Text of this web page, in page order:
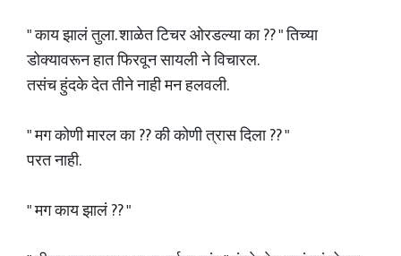
" काय झालं तुला. शाळेत टिचर ओरडल्या का ?? " तिच्या
डोक्यावरून हात फिरवून सायली ने विचारल.
तसंच हुंदके देत तीने नाही मन हलवली.
" मग कोणी मारल का ?? की कोणी त्रास दिला ?? "
परत नाही.
" मग काय झालं ?? "